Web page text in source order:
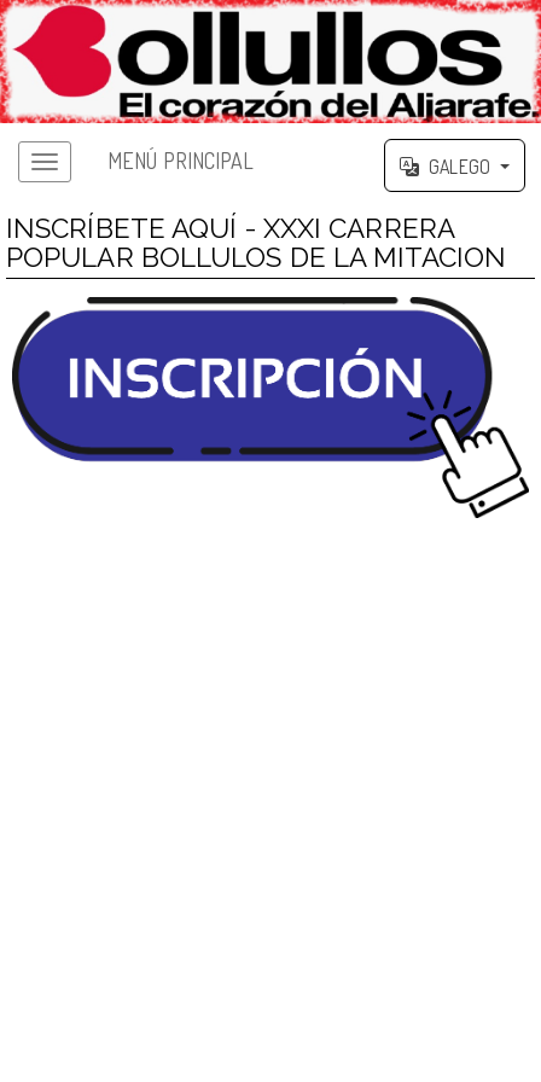
MENÚ PRINCIPAL GALEGO
INSCRÍBETE AQUÍ - XXXI CARRERA
POPULAR BOLLULOS DE LA MITACION